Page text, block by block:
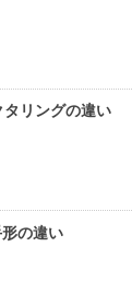
リングの違い
の違い